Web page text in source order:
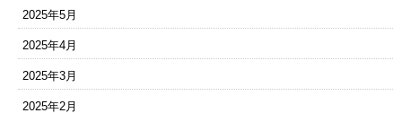
2025年5月
2025年4月
2025年3月
2025年2月